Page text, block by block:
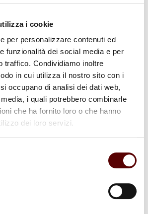
i cookie
per personalizzare contenuti ed
funzionalità dei social media e per
traffico. Condividiamo inoltre
in cui utilizza il nostro sito con i
occupano di analisi dei dati web,
i quali potrebbero combinarle
che ha fornito loro o che hanno
dei loro servizi.
2020